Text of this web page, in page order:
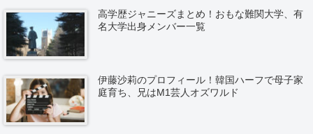
高学歴ジャニーズまとめ！おもな難関大学、有
名大学出身メンバー一覧
伊藤沙莉のプロフィール！韓国ハーフで母子家
庭育ち、兄はM1芸人オズワルド